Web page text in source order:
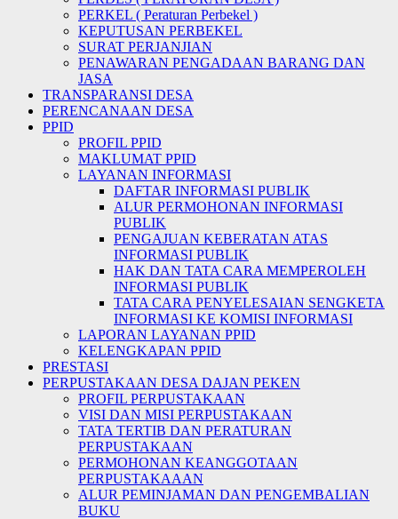
PERKEL ( Peraturan Perbekel )
KEPUTUSAN PERBEKEL
SURAT PERJANJIAN
PENAWARAN PENGADAAN BARANG DAN
JASA
TRANSPARANSI DESA
PERENCANAAN DESA
PPID
PROFIL PPID
MAKLUMAT PPID
LAYANAN INFORMASI
DAFTAR INFORMASI PUBLIK
ALUR PERMOHONAN INFORMASI
PUBLIK
PENGAJUAN KEBERATAN ATAS
INFORMASI PUBLIK
HAK DAN TATA CARA MEMPEROLEH
INFORMASI PUBLIK
TATA CARA PENYELESAIAN SENGKETA
INFORMASI KE KOMISI INFORMASI
LAPORAN LAYANAN PPID
KELENGKAPAN PPID
PRESTASI
PERPUSTAKAAN DESA DAJAN PEKEN
PROFIL PERPUSTAKAAN
VISI DAN MISI PERPUSTAKAAN
TATA TERTIB DAN PERATURAN
PERPUSTAKAAN
PERMOHONAN KEANGGOTAAN
PERPUSTAKAAAN
ALUR PEMINJAMAN DAN PENGEMBALIAN
BUKU